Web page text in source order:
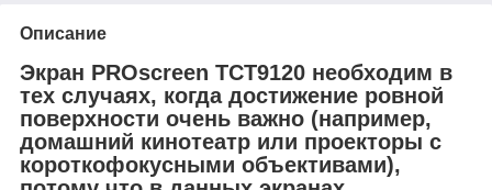
Описание
Экран PROscreen TCT9120 необходим в
тех случаях, когда достижение ровной
поверхности очень важно (например,
домашний кинотеатр или проекторы с
короткофокусными объективами),